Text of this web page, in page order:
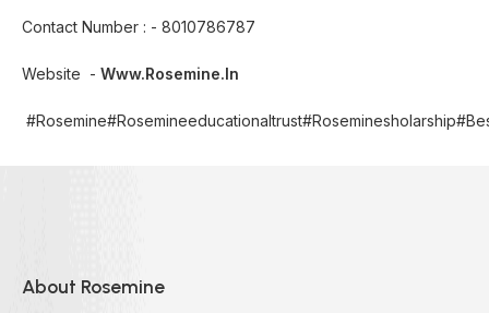
Contact Number : - 8010786787
Website - Www.rosemine.in
About Rosemine